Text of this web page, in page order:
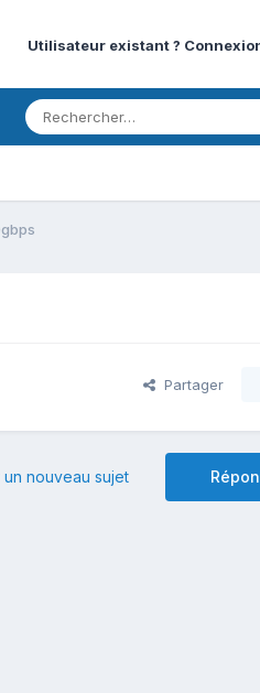
Utilisateur existant ?
Partager
un nouveau sujet